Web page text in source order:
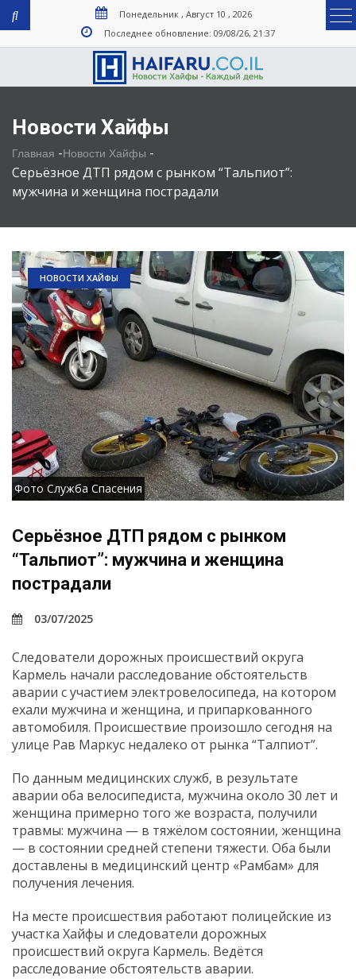
Понедельник , Август 10 , 2026
Последнее обновление: 09/08/26, 21:37
Новости Хайфы
Главная -Новости Хайфы -
Серьёзное ДТП рядом с рынком “Тальпиот”:
мужчина и женщина пострадали
НОВОСТИ ХАЙФЫ
Фото Служба Спасения
Серьёзное ДТП рядом с рынком
“Тальпиот”: мужчина и женщина
пострадали
03/07/2025
Следователи дорожных происшествий округа
Кармель начали расследование обстоятельств
аварии с участием электровелосипеда, на котором
ехали мужчина и женщина, и припаркованного
автомобиля. Происшествие произошло сегодня на
улице Рав Маркус недалеко от рынка “Талпиот”.
По данным медицинских служб, в результате
аварии оба велосипедиста, мужчина около 30 лет и
женщина примерно того же возраста, получили
травмы: мужчина — в тяжёлом состоянии, женщина
— в состоянии средней степени тяжести. Оба были
доставлены в медицинский центр «Рамбам» для
получения лечения.
На месте происшествия работают полицейские из
участка Хайфы и следователи дорожных
происшествий округа Кармель. Ведётся
расследование обстоятельств аварии.